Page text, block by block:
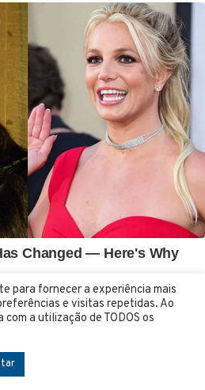
para fornecer a experiência mais
e visitas repetidas. Ao
a utilização de TODOS os